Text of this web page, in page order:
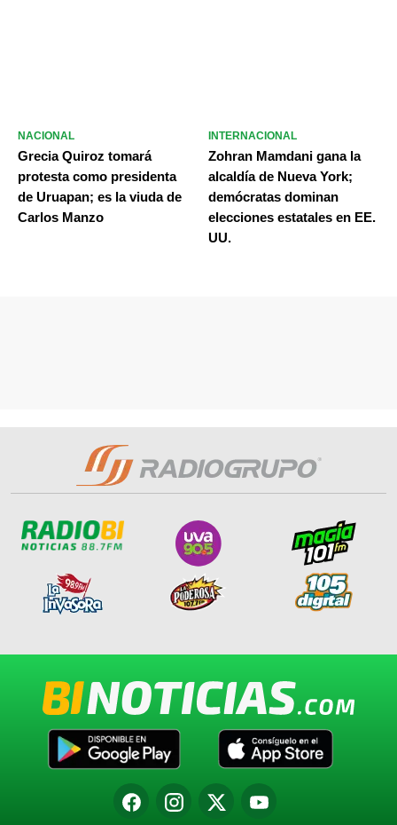
NACIONAL
Grecia Quiroz tomará
protesta como presidenta
de Uruapan; es la viuda de
Carlos Manzo
INTERNACIONAL
Zohran Mamdani gana la
alcaldía de Nueva York;
demócratas dominan
elecciones estatales en EE.
UU.